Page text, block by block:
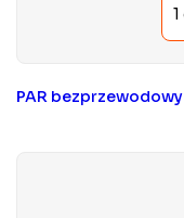
PAR bezprzewodowy